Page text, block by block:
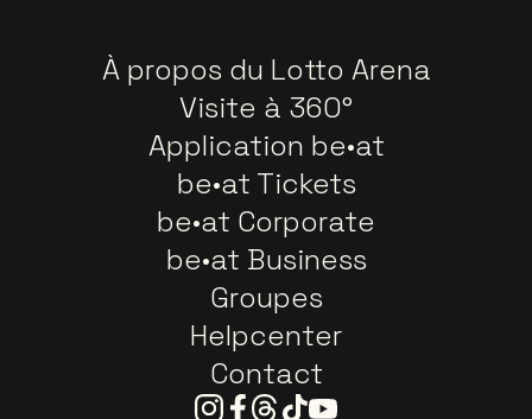
À propos du Lotto Arena
Visite à 360°
Application be•at
be•at Tickets
be•at Corporate
be•at Business
Groupes
Helpcenter
Contact
Instagram
Facebook
Threads
TiktokYoutube